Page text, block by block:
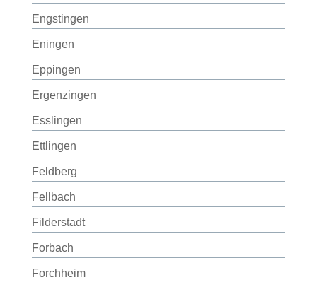
Engstingen
Eningen
Eppingen
Ergenzingen
Esslingen
Ettlingen
Feldberg
Fellbach
Filderstadt
Forbach
Forchheim